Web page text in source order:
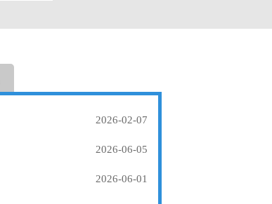
2026-02-07
2026-06-05
2026-06-01